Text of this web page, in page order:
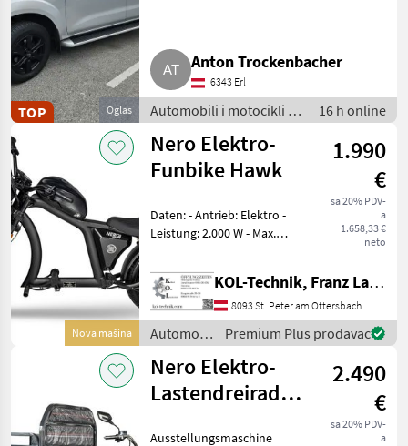
Oglas
TOP
Anton Trockenbacher
6343 Erl
Automobili i motocikli /
Terenci-Offroaderi
16 h online
Nova mašina
Nero Elektro-
Funbike Hawk
1.990
€
sa 20% PDV-
a
1.658,33 €
neto
Daten: - Antrieb: Elektro -
Leistung: 2.000 W - Max.
Geschwindigkeitsstufen: 3 -
Reichweite: 60–80 km -
Akku: 60V/30Ah Lithium - La
KOL-Technik, Franz Lampl-Küssner
8093 St. Peter am Ottersbach
Automobili
i
motocikli
/ Nero
Premium Plus prodavac
Nero Elektro-
Lastendreirad/Tuk-
2.490
€
sa 20% PDV-
a
Ausstellungsmaschine